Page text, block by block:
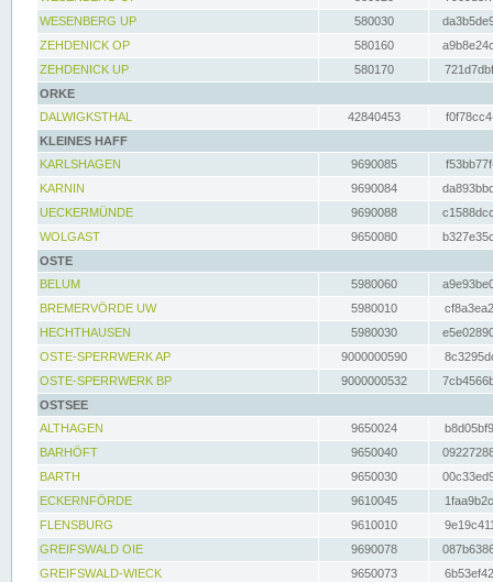
WESENBERG UP
580030
ZEHDENICK OP
580160
ZEHDENICK UP
580170
ORKE
DALWIGKSTHAL
42840453
KLEINES HAFF
KARLSHAGEN
9690085
KARNIN
9690084
UECKERMÜNDE
9690088
WOLGAST
9650080
OSTE
BELUM
5980060
BREMERVÖRDE UW
5980010
HECHTHAUSEN
5980030
OSTE-SPERRWERK AP
9000000590
OSTE-SPERRWERK BP
9000000532
OSTSEE
ALTHAGEN
9650024
BARHÖFT
9650040
BARTH
9650030
ECKERNFÖRDE
9610045
FLENSBURG
9610010
GREIFSWALD OIE
9690078
GREIFSWALD-WIECK
9650073